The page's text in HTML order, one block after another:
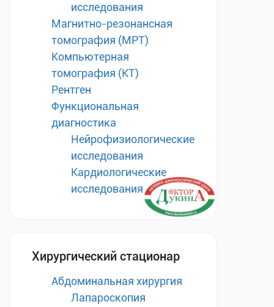
исследования
Магнитно-резонансная
томография (МРТ)
Компьютерная
томография (КТ)
Рентген
Функциональная
диагностика
Нейрофизиологические
исследования
Кардиологические
исследования
Хирургический стационар
Абдоминальная хирургия
Лапароскопия